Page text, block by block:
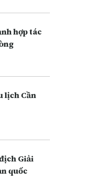
hợp tác
lịch Cần
Giải
quốc